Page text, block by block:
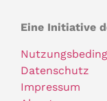
Eine Initiative
Datenschutz
Impressum